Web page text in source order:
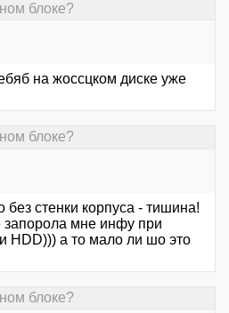
блоке?
на жоссцком диске уже
блоке?
без стенки корпуса - тишина!
запорола мне инфу при
HDD))) а то мало ли шо это
блоке?